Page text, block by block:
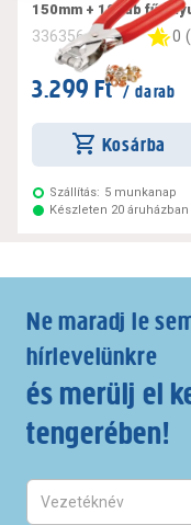
150mm + 100db
336356 0 (
3.299 Ft / darab
Kosárba
Szállítás: 5 munkanap
Készleten 20 áruházban
Ne maradj le
hírlevelünkre
és merülj el
tengerében!